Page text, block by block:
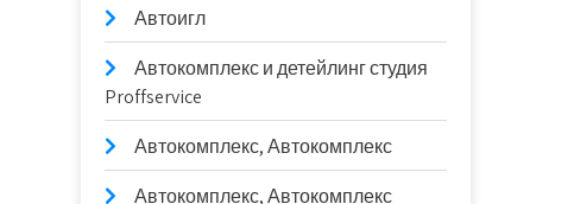
Автоигл
Автокомплекс и детейлинг студия
Proffservice
Автокомплекс, Автокомплекс
Автокомплекс, Автокомплекс